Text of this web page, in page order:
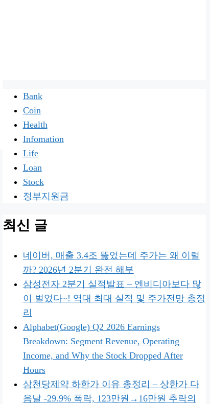
Bank
Coin
Health
Infomation
Life
Loan
Stock
정부지원금
최신 글
네이버, 매출 3.4조 뚫었는데 주가는 왜 이럴
까? 2026년 2분기 완전 해부
삼성전자 2분기 실적발표 – 엔비디아보다 많
이 벌었다~! 역대 최대 실적 및 주가전망 총정
리
Alphabet(Google) Q2 2026 Earnings
Breakdown: Segment Revenue, Operating
Income, and Why the Stock Dropped After
Hours
삼천당제약 하한가 이유 총정리 – 상한가 다
음날 -29.9% 폭락, 123만원→16만원 추락의